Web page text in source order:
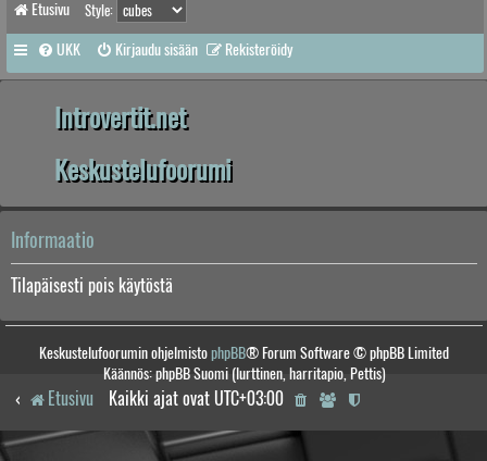
Etusivu Style:
UKK Kirjaudu sisään Rekisteröidy
Introvertit.net
Keskustelufoorumi
Informaatio
Tilapäisesti pois käytöstä
Keskustelufoorumin ohjelmistophpBB® Forum Software © phpBB Limited
Käännös: phpBB Suomi (lurttinen, harritapio, Pettis)
Etusivu Kaikki ajat ovat UTC+03:00